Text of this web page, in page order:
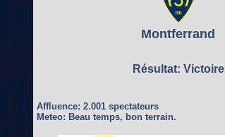
Montferrand
Résultat: Victoire
Affluence: 2.001 spectateurs
Meteo: Beau temps, bon terrain.